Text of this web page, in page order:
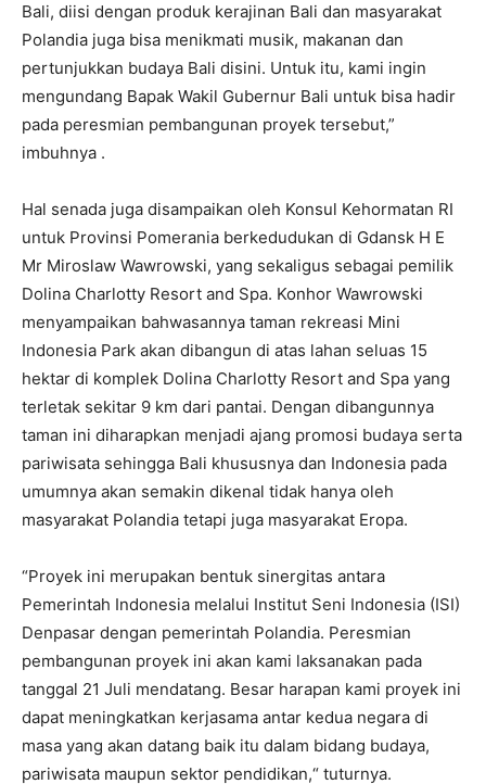
Bali, diisi dengan produk kerajinan Bali dan masyarakat
Polandia juga bisa menikmati musik, makanan dan
pertunjukkan budaya Bali disini. Untuk itu, kami ingin
mengundang Bapak Wakil Gubernur Bali untuk bisa hadir
pada peresmian pembangunan proyek tersebut,”
imbuhnya .
Hal senada juga disampaikan oleh Konsul Kehormatan RI
untuk Provinsi Pomerania berkedudukan di Gdansk H E
Mr Miroslaw Wawrowski, yang sekaligus sebagai pemilik
Dolina Charlotty Resort and Spa. Konhor Wawrowski
menyampaikan bahwasannya taman rekreasi Mini
Indonesia Park akan dibangun di atas lahan seluas 15
hektar di komplek Dolina Charlotty Resort and Spa yang
terletak sekitar 9 km dari pantai. Dengan dibangunnya
taman ini diharapkan menjadi ajang promosi budaya serta
pariwisata sehingga Bali khususnya dan Indonesia pada
umumnya akan semakin dikenal tidak hanya oleh
masyarakat Polandia tetapi juga masyarakat Eropa.
“Proyek ini merupakan bentuk sinergitas antara
Pemerintah Indonesia melalui Institut Seni Indonesia (ISI)
Denpasar dengan pemerintah Polandia. Peresmian
pembangunan proyek ini akan kami laksanakan pada
tanggal 21 Juli mendatang. Besar harapan kami proyek ini
dapat meningkatkan kerjasama antar kedua negara di
masa yang akan datang baik itu dalam bidang budaya,
pariwisata maupun sektor pendidikan,“ tuturnya.